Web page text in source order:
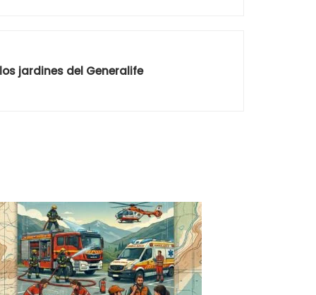
jardines del Generalife